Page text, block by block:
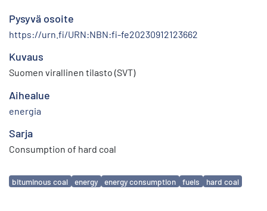
Pysyvä osoite
https://urn.fi/URN:NBN:fi-fe20230912123662
Kuvaus
Suomen virallinen tilasto (SVT)
Aihealue
energia
Sarja
Consumption of hard coal
Avainsanat
bituminous coal energy energy consumption fuels hard coal